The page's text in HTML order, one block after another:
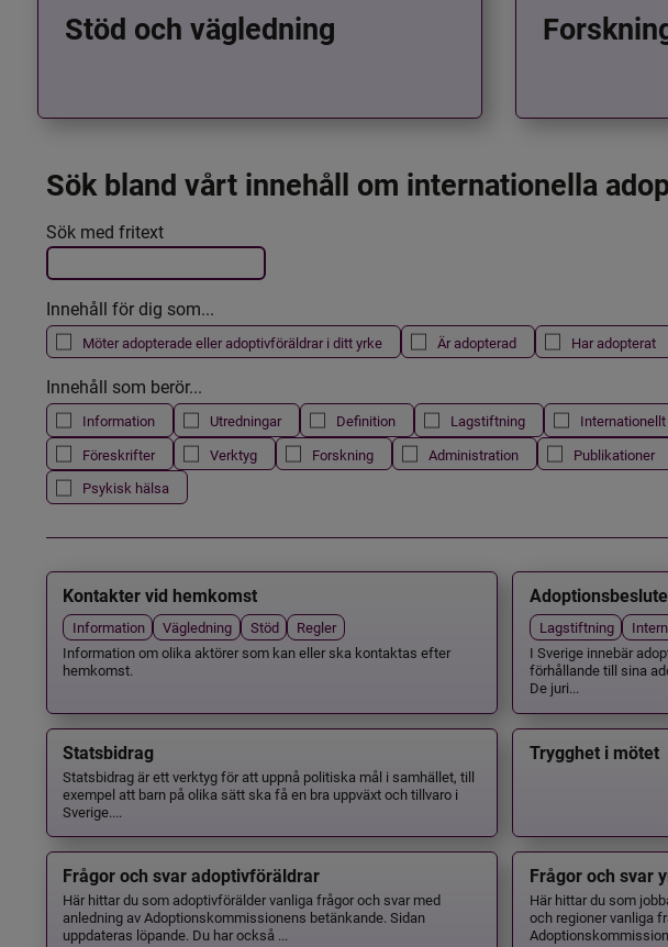
Stöd och vägledning
Sök bland vårt innehåll om internationella
Filtrera resultatet
Det här formuläret postas automatiskt
Sök med fritext
Innehåll för dig som...
Möter adopterade eller adoptivföräldrar i ditt yrke Är adopterad Har adopterat
Innehåll som berör...
Information Utredningar Definition Lagstiftning Internationellt
Föreskrifter
Verktyg Forskning Administration Publikationer
Psykisk hälsa
Kontakter vid hemkomst
Information Vägledning Stöd
Regler
Information om olika aktörer som kan eller ska kontaktas efter
hemkomst.
Lagstiftning
I Sverige innebär
förhållande till sina
De juri...
Statsbidrag
Statsbidrag är ett verktyg för att uppnå politiska mål i samhället, till
exempel att barn på olika sätt ska få en bra uppväxt och tillvaro i
Sverige....
Trygghet i mötet
Frågor och svar adoptivföräldrar
Här hittar du som adoptivförälder vanliga frågor och svar med
anledning av Adoptionskommissionens betänkande. Sidan
uppdateras löpande. Du har också ...
Frågor och svar
Här hittar du som
och regioner vanliga